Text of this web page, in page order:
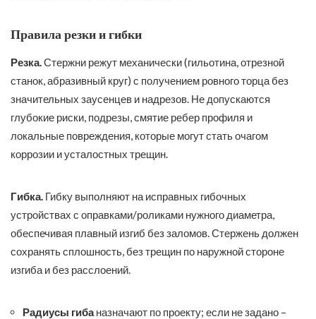
Правила резки и гибки
Резка.Стержни режут механически (гильотина, отрезной
станок, абразивный круг) с получением ровного торца без
значительных заусенцев и надрезов. Не допускаются
глубокие риски, подрезы, смятие ребер профиля и
локальные повреждения, которые могут стать очагом
коррозии и усталостных трещин.
Гибка. Гибку выполняют на исправных гибочных
устройствах с оправками/роликами нужного диаметра,
обеспечивая плавный изгиб без заломов. Стержень должен
сохранять сплошность, без трещин по наружной стороне
изгиба и без расслоений.
Радиусы гибаназначают по проекту; если не задано –